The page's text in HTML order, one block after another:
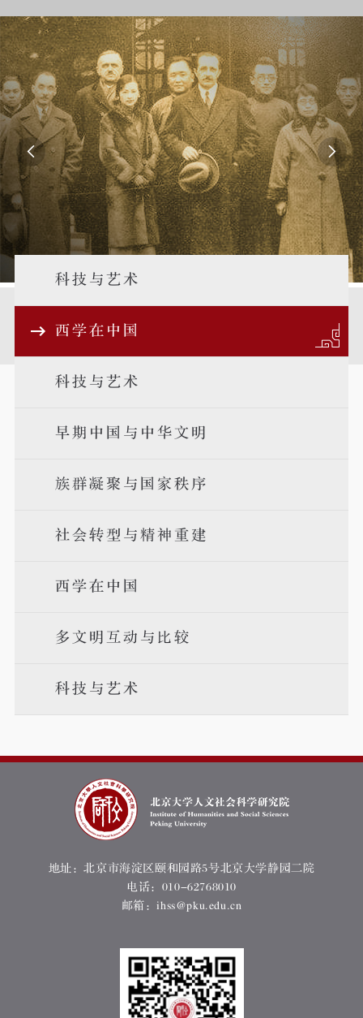
 
科技与艺术
西学在中国
科技与艺术
早期中国与中华文明
族群凝聚与国家秩序
社会转型与精神重建
西学在中国
多文明互动与比较
科技与艺术
地址：北京市海淀区颐和园路5号北京大学静园二院
电话：010-62768010
邮箱：ihss@pku.edu.cn